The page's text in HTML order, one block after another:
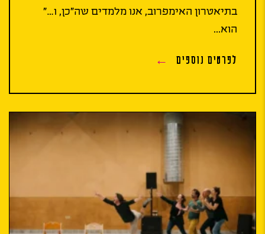
בתיאטרון האימפרוב, אנו מלמדים שה”כן, ו…”
הוא...
לפרטים נוספים